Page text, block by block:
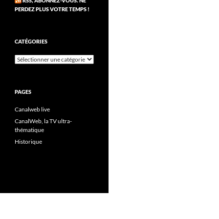
PERDEZ PLUS VOTRE TEMPS !
CATÉGORIES
Catégories
PAGES
Canalweb live
CanalWeb, la TV ultra-
thématique
Historique